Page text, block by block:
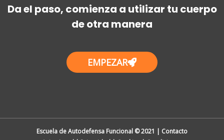
Da el paso, comienza a utilizar tu cuerpo
de otra manera
EMPEZAR
Escuela de Autodefensa Funcional © 2021 | Contacto